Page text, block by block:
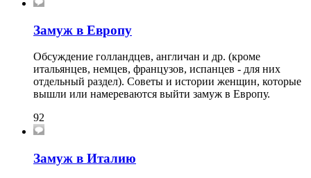
Замуж в Европу
Обсуждение голландцев, англичан и др. (кроме
итальянцев, немцев, французов, испанцев - для них
отдельный раздел). Советы и истории женщин, которые
вышли или намереваются выйти замуж в Европу.
92
Замуж в Италию